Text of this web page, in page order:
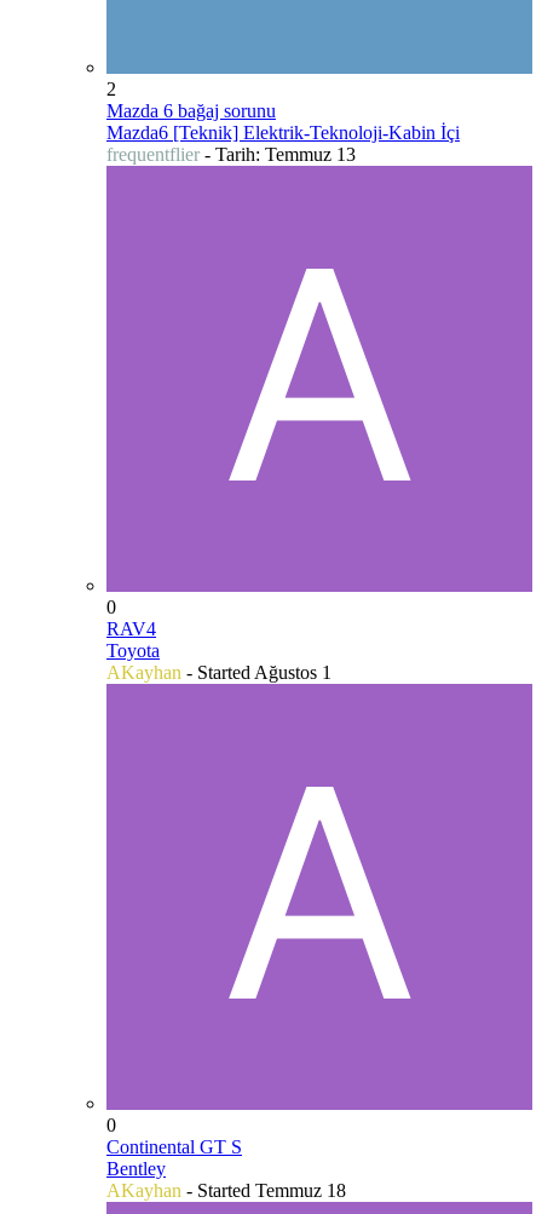
2
Mazda 6 bağaj sorunu
Mazda6 [Teknik] Elektrik-Teknoloji-Kabin İçi
frequentflier - Tarih: Temmuz 13
0
RAV4
Toyota
AKayhan - Started Ağustos 1
0
Continental GT S
Bentley
AKayhan - Started Temmuz 18